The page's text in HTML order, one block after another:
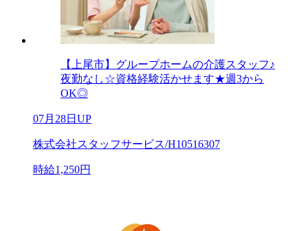
【上尾市】グループホームの介護スタッフ♪
夜勤なし☆資格経験活かせます★週3から
OK◎
07月28日UP
株式会社スタッフサービス/H10516307
時給1,250円